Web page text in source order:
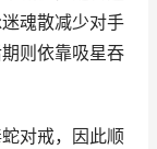
魂散减少对手
则依靠吸星吞
对戒，因此顺